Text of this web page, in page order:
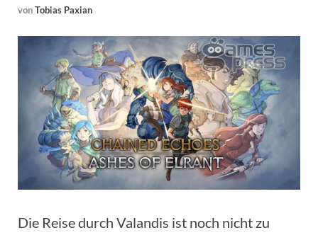
vonTobias Paxian
Die Reise durch Valandis ist noch nicht zu